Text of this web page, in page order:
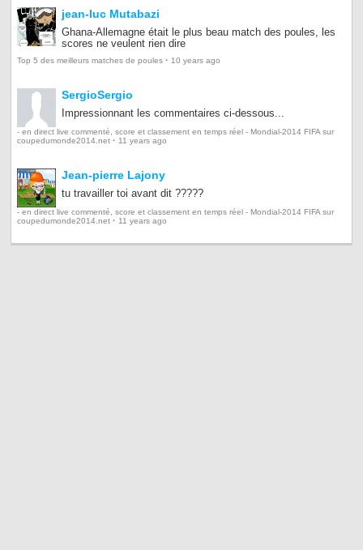
jean-luc Mutabazi
Ghana-Allemagne était le plus beau match des poules, les
scores ne veulent rien dire
Top 5 des meilleurs matches de poules · 10 years ago
SergioSergio
Impressionnant les commentaires ci-dessous...
- en direct live commenté, score et classement en temps réel - Mondial-2014 FIFA sur
coupedumonde2014.net · 11 years ago
Jean-pierre Lajony
tu travailler toi avant dit ?????
- en direct live commenté, score et classement en temps réel - Mondial-2014 FIFA sur
coupedumonde2014.net · 11 years ago